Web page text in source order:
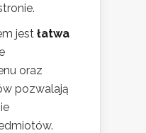
jest łatwa
oraz
pozwalają